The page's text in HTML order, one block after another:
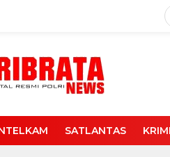
SATLANTAS